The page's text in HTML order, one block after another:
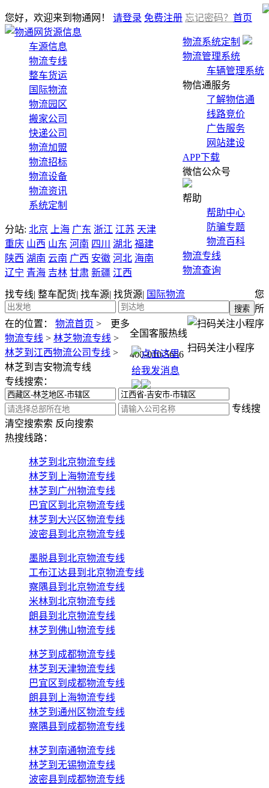
您好，欢迎来到物通网！ 请登录 免费注册 忘记密码？
物流系统定制
物流管理系统
车辆管理系统
物信通服务
了解物信通
线路竞价
广告服务
网站建设
APP下载
微信公众号
帮助
帮助中心
防骗专题
物流百科
物流专线
物流查询
找专线| 整车配货| 找车源| 找货源| 国际物流
全国客服热线
400-010-5656
扫码关注小程序
首页
货源信息
车源信息
物流专线
整车货运
国际物流
物流园区
搬家公司
快递公司
物流加盟
物流招标
物流设备
物流资讯
系统定制
分站: 北京 上海 广东 浙江 江苏 天津
重庆 山西 山东 河南 四川 湖北 福建
陕西 湖南 云南 广西 安徽 河北 海南
辽宁 青海 吉林 甘肃 新疆 江西
更多
您
所
在的位置：
物流首页 >
物流专线 > 林芝物流专线 >
林芝到江西物流公司专线 >
林芝到吉安物流专线
专线搜索：
专线搜
索 反向搜索
清空搜索
热搜线路：
林芝到北京物流专线
林芝到上海物流专线
林芝到广州物流专线
巴宜区到北京物流专线
林芝到大兴区物流专线
波密县到北京物流专线
墨脱县到北京物流专线
工布江达县到北京物流专线
察隅县到北京物流专线
米林到北京物流专线
朗县到北京物流专线
林芝到佛山物流专线
林芝到成都物流专线
林芝到天津物流专线
巴宜区到成都物流专线
朗县到上海物流专线
林芝到通州区物流专线
察隅县到成都物流专线
林芝到南通物流专线
林芝到无锡物流专线
波密县到成都物流专线